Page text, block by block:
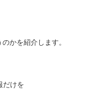
かを紹介します。
だけを